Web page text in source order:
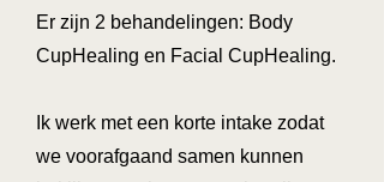
Er zijn 2 behandelingen: Body
CupHealing en Facial CupHealing.
Ik werk met een korte intake zodat
we voorafgaand samen kunnen